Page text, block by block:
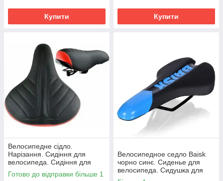
Купити Купити
Велосипедне сідло.
Нарізання. Сидіння для
велосипеда. Сидіння для
велосипеда. Сідло вело.
Велоседло.
Готово до відправки більше 1
Велосипедное седло Baisk
чорно синє. Сиденье для
велосипеда. Сидушка для
велосипеда. Седло вело.